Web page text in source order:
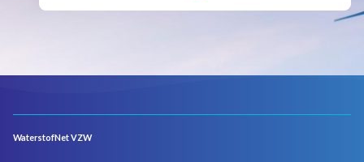
WaterstofNet VZW